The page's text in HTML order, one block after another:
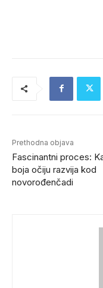
Prethodna objava
Fascinantni proces:
boja očiju razvija kod
novorođenčadi